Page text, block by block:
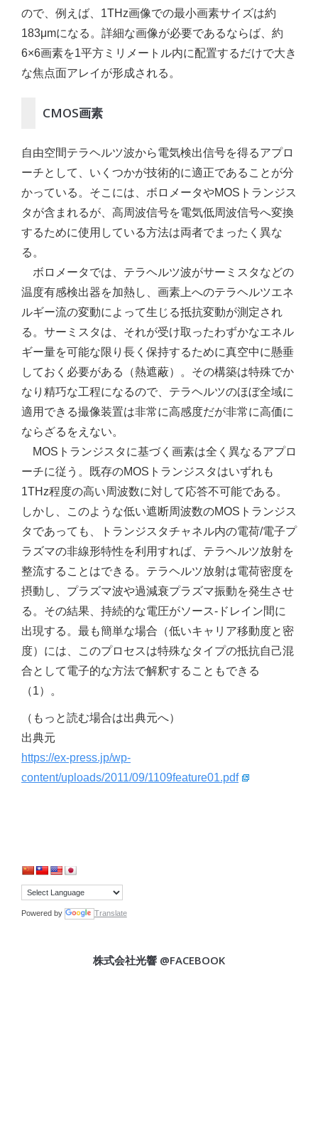
ので、例えば、1THz画像での最小画素サイズは約
183μmになる。詳細な画像が必要であるならば、約
6×6画素を1平方ミリメートル内に配置するだけで大き
な焦点面アレイが形成される。
CMOS画素
自由空間テラヘルツ波から電気検出信号を得るアプロ
ーチとして、いくつかが技術的に適正であることが分
かっている。そこには、ボロメータやMOSトランジス
タが含まれるが、高周波信号を電気低周波信号へ変換
するために使用している方法は両者でまったく異な
る。
ボロメータでは、テラヘルツ波がサーミスタなどの
温度有感検出器を加熱し、画素上へのテラヘルツエネ
ルギー流の変動によって生じる抵抗変動が測定され
る。サーミスタは、それが受け取ったわずかなエネル
ギー量を可能な限り長く保持するために真空中に懸垂
しておく必要がある（熱遮蔽）。その構築は特殊でか
なり精巧な工程になるので、テラヘルツのほぼ全域に
適用できる撮像装置は非常に高感度だが非常に高価に
ならざるをえない。
MOSトランジスタに基づく画素は全く異なるアプロ
ーチに従う。既存のMOSトランジスタはいずれも
1THz程度の高い周波数に対して応答不可能である。
しかし、このような低い遮断周波数のMOSトランジス
タであっても、トランジスタチャネル内の電荷/電子プ
ラズマの非線形特性を利用すれば、テラヘルツ放射を
整流することはできる。テラヘルツ放射は電荷密度を
摂動し、プラズマ波や過減衰プラズマ振動を発生させ
る。その結果、持続的な電圧がソース‐ドレイン間に
出現する。最も簡単な場合（低いキャリア移動度と密
度）には、このプロセスは特殊なタイプの抵抗自己混
合として電子的な方法で解釈することもできる
（1）。
（もっと読む場合は出典元へ）
出典元
https://ex-press.jp/wp-
content/uploads/2011/09/1109feature01.pdf
Powered by Translate
株式会社光響 @FACEBOOK